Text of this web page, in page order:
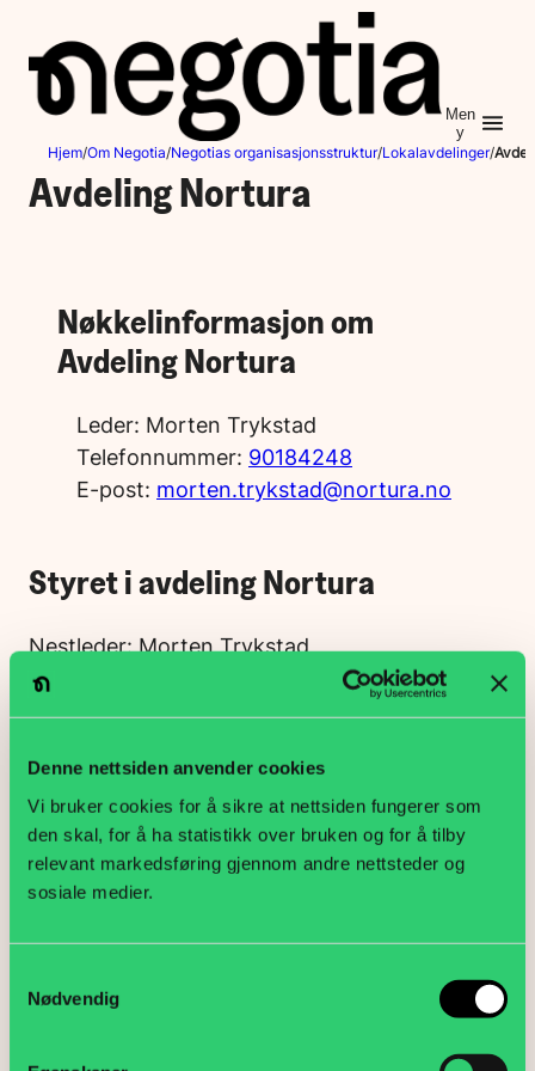
Denne nettsiden anvender cookies
Vi bruker cookies for å sikre at nettsiden fungerer som
den skal, for å ha statistikk over bruken og for å tilby
relevant markedsføring gjennom andre nettsteder og
sosiale medier.
Nødvendig
innhold
Men
y
Hjem/Om Negotia/Negotias organisasjonsstruktur/Lokalavdelinger/
Avdeling Nortura
Nøkkelinformasjon om
Avdeling Nortura
Leder: Morten Trykstad
Telefonnummer: 90184248
E-post: morten.trykstad@nortura.no
Styret i avdeling Nortura
Nestleder: Morten Trykstad
Kasserer og sekretær: Inger E. Ødegård
Styremedlem: Reidun Høgset
Styremedlem: Bjørn Gunnar Stalsberg
Styremedlem: Mette Humphries
Motta nyhetsvarsel
Jeg er ikke en robot